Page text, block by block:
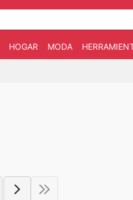
HOGAR MODA